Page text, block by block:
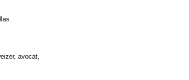
avocat,